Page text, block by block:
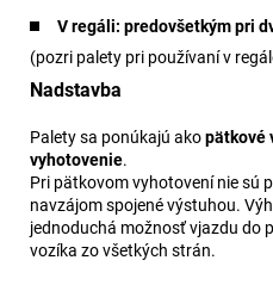
V regáli: predovšetkým pri
(pozri palety pri používaní v
Nadstavba
Palety sa ponúkajú akopätkové
vyhotovenie.
Pri pätkovom vyhotovení nie sú
navzájom spojené výstuhou.
jednoduchá možnosť vjazdu do
vozíka zo všetkých strán.